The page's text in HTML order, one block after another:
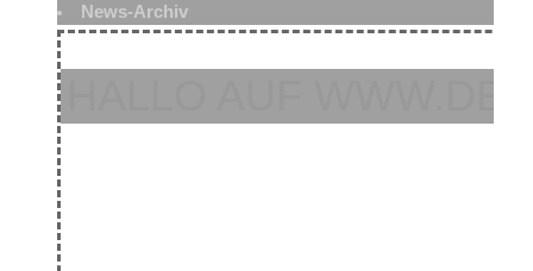
News-Archiv